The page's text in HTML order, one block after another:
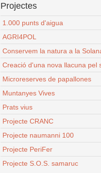
Projectes
1.000 punts d'aigua
AGRI4POL
Conservem la natura a la
Creació d'una nova llacuna pel
Microreserves de papallones
Muntanyes Vives
Prats vius
Projecte CRANC
Projecte naumanni 100
Projecte PeriFer
Projecte S.O.S. samaruc